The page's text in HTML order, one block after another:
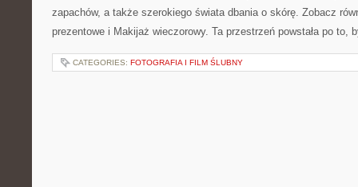
zapachów, a także szerokiego świata dbania o skórę. Zobacz
prezentowe i Makijaż wieczorowy. Ta przestrzeń powstała po to,
CATEGORIES: FOTOGRAFIA I FILM ŚLUBNY